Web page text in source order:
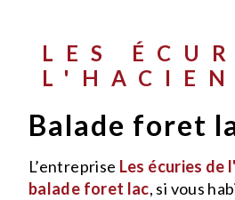
LES ÉCURIES DE
balade foret
L’entreprise Les écuries de
balade foret lac, si vous